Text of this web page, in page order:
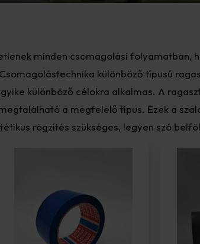
minden csomagolási folyamatban,
különböző típusú
különböző célokra alkalmas. A
a megfelelő típus. Ezek a
rögzítés szükséges, legyen szó